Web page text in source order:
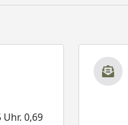
Uhr. 0,69